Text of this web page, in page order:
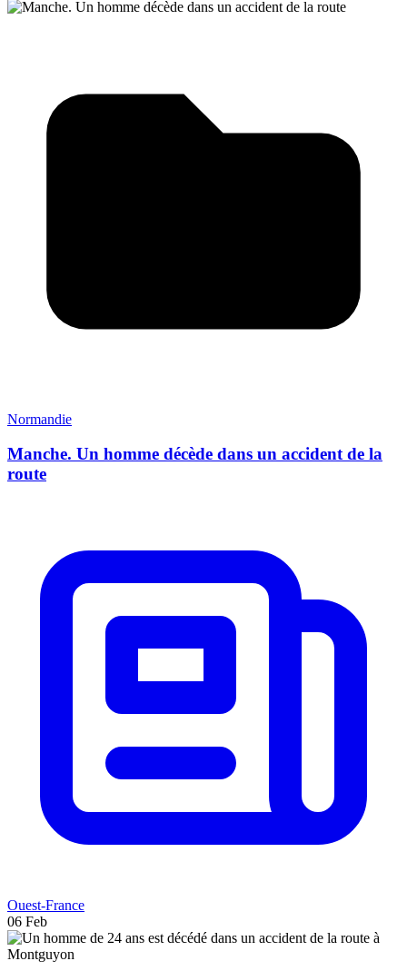
Normandie
Manche. Un homme décède dans un accident de la
route
Ouest-France
06 Feb